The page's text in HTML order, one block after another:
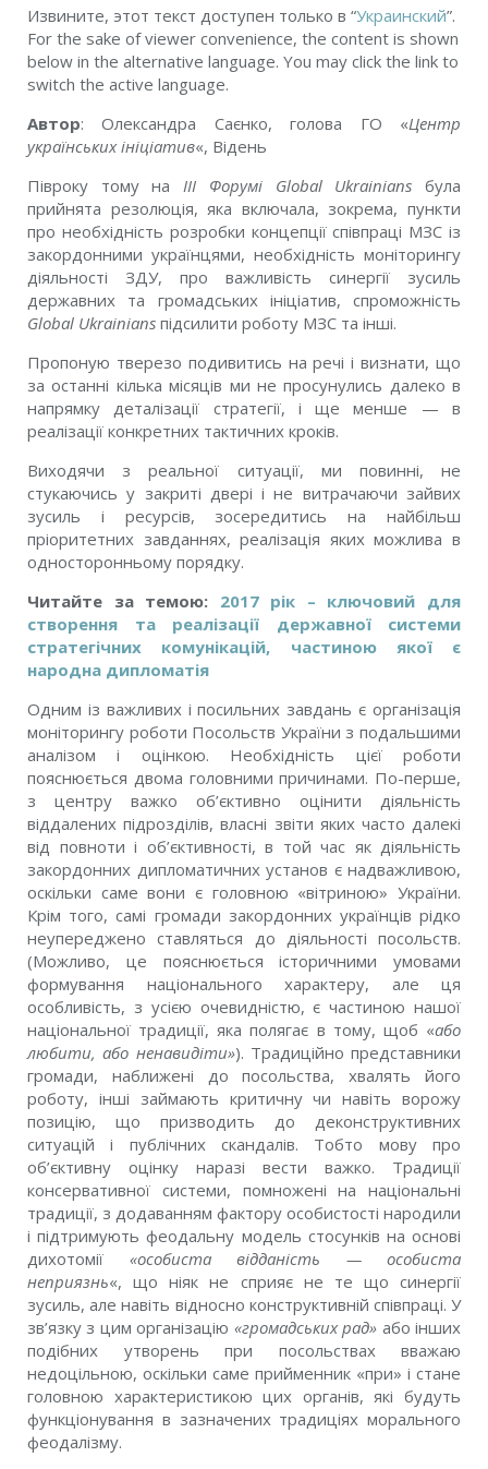
Извините, этот текст доступен только в “Украинский”.
For the sake of viewer convenience, the content is shown
below in the alternative language. You may click the link to
switch the active language.
Автор: Олександра Саєнко, голова ГО «Центр
українських ініціатив«, Відень
Півроку тому наІІІ Форумі Global Ukrainians
була
прийнята резолюція, яка включала, зокрема, пункти
про необхідність розробки концепції співпраці МЗС із
закордонними українцями, необхідність моніторингу
діяльності ЗДУ, про важливість синергії зусиль
державних та громадських ініціатив, спроможність
Global Ukrainians підсилити роботу МЗС та інші.
Пропоную тверезо подивитись на речі і визнати, що
за останні кілька місяців ми не просунулись далеко в
напрямку деталізації стратегії, і ще менше — в
реалізації конкретних тактичних кроків.
Виходячи з реальної ситуації, ми повинні, не
стукаючись у закриті двері і не витрачаючи зайвих
зусиль і ресурсів, зосередитись на найбільш
пріоритетних завданнях, реалізація яких можлива в
односторонньому порядку.
Читайте за темою: 2017 рік – ключовий для
створення та реалізації державної системи
стратегічних комунікацій, частиною якої є
народна дипломатія
Одним із важливих і посильних завдань є організація
моніторингу роботи Посольств України з подальшими
аналізом і оцінкою. Необхідність цієї роботи
пояснюється двома головними причинами. По-перше,
з центру важко об’єктивно оцінити діяльність
віддалених підрозділів, власні звіти яких часто далекі
від повноти і об’єктивності, в той час як діяльність
закордонних дипломатичних установ є надважливою,
оскільки саме вони є головною «вітриною» України.
Крім того, самі громади закордонних українців рідко
неупереджено ставляться до діяльності посольств.
(Можливо, це пояснюється історичними умовами
формування національного характеру, але ця
особливість, з усією очевидністю, є частиною нашої
національної традиції, яка полягає в тому, щоб «або
любити, або ненавидіти»). Традиційно представники
громади, наближені до посольства, хвалять його
роботу, інші займають критичну чи навіть ворожу
позицію, що призводить до деконструктивних
ситуацій і публічних скандалів. Тобто мову про
об’єктивну оцінку наразі вести важко. Традиції
консервативної системи, помножені на національні
традиції, з додаванням фактору особистості народили
і підтримують феодальну модель стосунків на основі
дихотомії «особиста відданість — особиста
неприязнь«, що ніяк не сприяє не те що синергії
зусиль, але навіть відносно конструктивній співпраці. У
зв’язку з цим організацію «громадських рад» або інших
подібних утворень при посольствах вважаю
недоцільною, оскільки саме прийменник «при» і стане
головною характеристикою цих органів, які будуть
функціонування в зазначених традиціях морального
феодалізму.